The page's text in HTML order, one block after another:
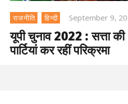
राजनीति हिन्दी September 9,
यूपी चुनाव 2022 : सत्ता की
पार्टियां कर रहीं परिक्रमा